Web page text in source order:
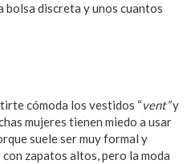
discreta y unos cuantos
cómoda los vestidos “vent”y
mujeres tienen miedo a usar
suele ser muy formal y
zapatos altos, pero la moda